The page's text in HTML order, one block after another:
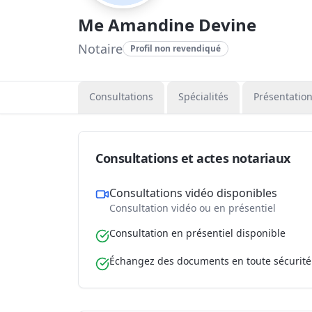
Me Amandine Devine
Notaire Profil non revendiqué
Consultations Spécialités Présentation
Consultations et actes notariaux
Consultations vidéo disponibles
Consultation vidéo ou en présentiel
Consultation en présentiel disponible
Échangez des documents en toute sécurité